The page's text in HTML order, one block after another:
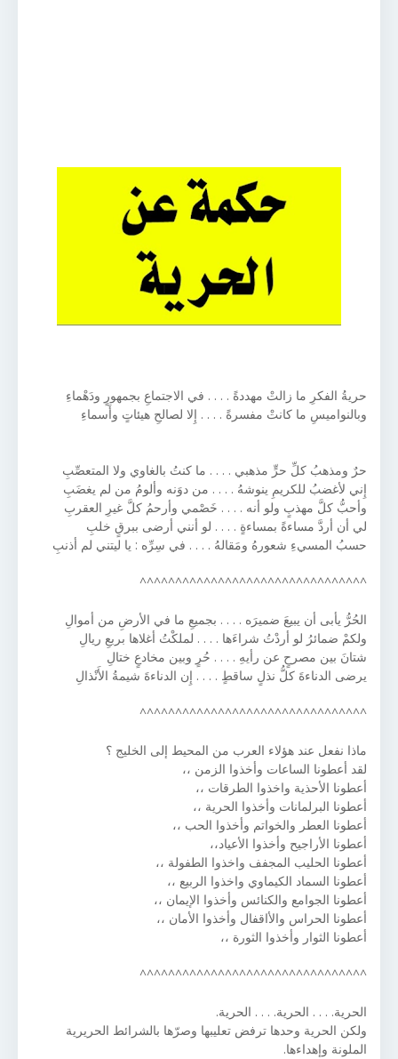
حريةُ الفكرِ ما زالتْ مهددةً . . . . في الاجتماعِ بجمهورٍ ودَهْماءِ
وبالنواميسِ ما كانتْ مفسرةً . . . . إِلا لصالحِ هيئاتٍ وأَسماءِ
حرٌ ومذهبُ كلِّ حرٍّ مذهبي . . . . ما كنتُ بالغاوي ولا المتعصِّبِ
إِني لأغضبُ للكريمِ ينوشهُ . . . . من دوَنه وألومُ من لم يغضَبِ
وأحبُّ كلَّ مهذبٍ ولو أنه . . . . خَصْمي وأرحمُ كلَّ غيرِ العقربِ
لي أن أردَّ مساءةً بمساءةٍ . . . . لو أنني أرضى ببرقٍ خلبِ
حسبُ المسيءِ شعورهُ ومَقالهُ . . . . في سِرِّه : يا ليتني لم أذنبِ
^^^^^^^^^^^^^^^^^^^^^^^^^^^^^^^^
الحُرُّ يأبى أن يبيعَ ضميرَه . . . . بجميعِ ما في الأرضِ من أموالِ
ولكمْ ضمائرُ لو أردْتُ شراءَها . . . . لملكْتُ أغلاها بربعِ ريالِ
شتانَ بين مصرحٍ عن رأيهِ . . . . حُرٍ وبين مخادعٍ ختالِ
يرضى الدناءةَ كلُّ نذلٍ ساقطٍ . . . . إِن الدناءةَ شيمةُ الأَنْذالِ
^^^^^^^^^^^^^^^^^^^^^^^^^^^^^^^^
ماذا نفعل عند هؤلاء العرب من المحيط إلى الخليج ؟
لقد أعطونا الساعات وأخذوا الزمن ،،
أعطونا الأحذية واخذوا الطرقات ،،
أعطونا البرلمانات وأخذوا الحرية ،،
أعطونا العطر والخواتم وأخذوا الحب ،،
أعطونا الأراجيح وأخذوا الأعياد،،
أعطونا الحليب المجفف واخذوا الطفولة ،،
أعطونا السماد الكيماوي واخذوا الربيع ،،
أعطونا الجوامع والكنائس وأخذوا الإيمان ،،
أعطونا الحراس والأاقفال وأخذوا الأمان ،،
أعطونا الثوار وأخذوا الثورة ،،
^^^^^^^^^^^^^^^^^^^^^^^^^^^^^^^^
الحرية. . . . الحرية. . . . الحرية.
ولكن الحرية وحدها ترفض تعليبها وصرّها بالشرائط الحريرية
الملونة وإهداءها.